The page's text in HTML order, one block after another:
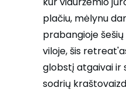
plačiu, mėlynu
prabangioje
viloje, šis
globstį atgaivai ir
sodrių